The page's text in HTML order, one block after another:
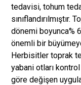
tedavisi, tohum
dönemi boyunca%
önemli bir
Herbisitler toprak
yabani otları
göre değişen